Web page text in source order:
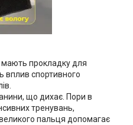
мають прокладку для
вплив спортивного
що дихає. Пори в
тренувань,
пальця допомагає